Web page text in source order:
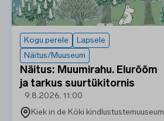
Kogu perele
Lapsele
Näitus/Muuseum
Näitus: Muumirahu. Elurõõm
ja tarkus suurtükitornis
9.8.2026, 11:00
Kiek in de Köki kindlustustemuuseum